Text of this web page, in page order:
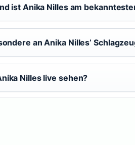
ist Anika Nilles am
an Anika Nilles’
Nilles live sehen?